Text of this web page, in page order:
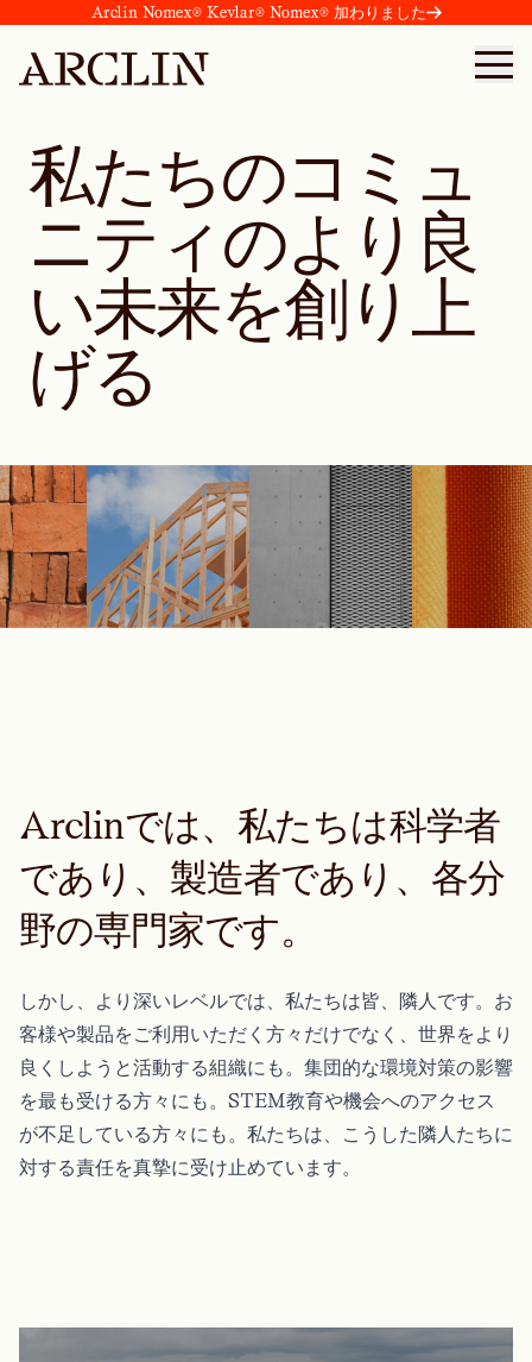
Arclin Nomex® Kevlar® Nomex® 加わりました
私たちのコミュ
ニティのより良
い未来を創り上
げる
Arclinでは、私たちは科学者
であり、製造者であり、各分
野の専門家です。
しかし、より深いレベルでは、私たちは皆、隣人です。お
客様や製品をご利用いただく方々だけでなく、世界をより
良くしようと活動する組織にも。集団的な環境対策の影響
を最も受ける方々にも。STEM教育や機会へのアクセス
が不足している方々にも。私たちは、こうした隣人たちに
対する責任を真摯に受け止めています。